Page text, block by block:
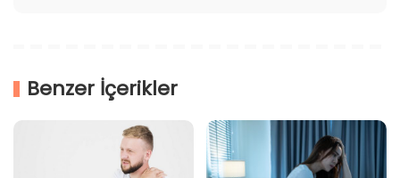
Benzer İçerikler